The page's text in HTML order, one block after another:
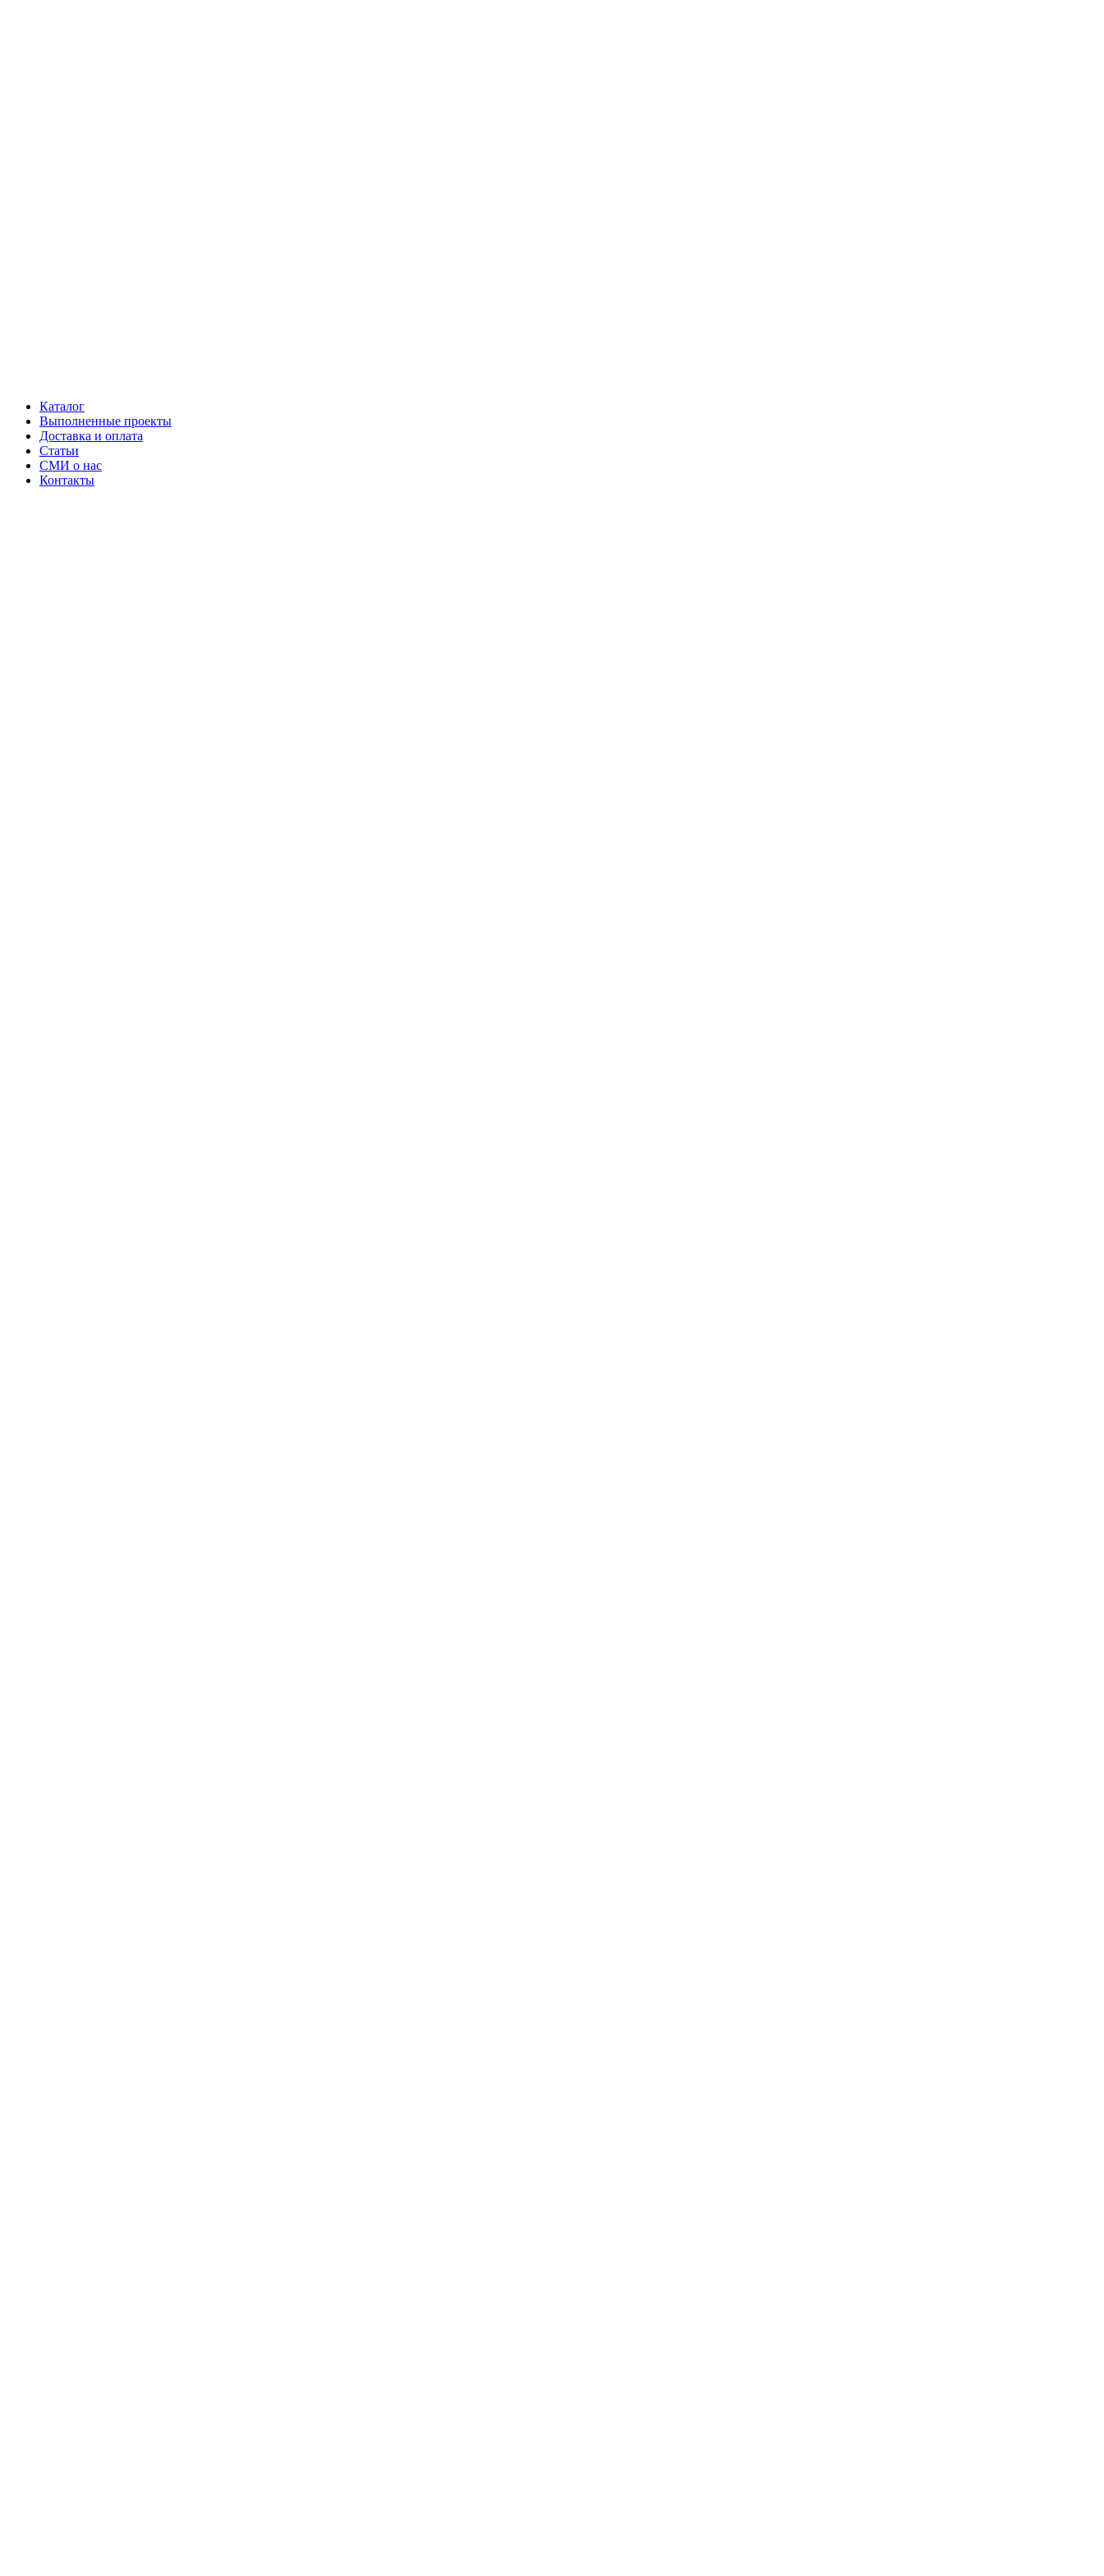
Каталог
Выполненные проекты
Доставка и оплата
Статьи
СМИ о нас
Контакты